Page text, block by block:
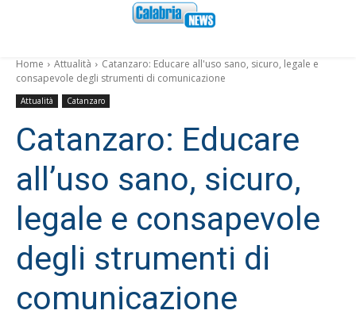
Home Attualità
Catanzaro: Educare all'uso sano, sicuro, legale e
consapevole degli strumenti di comunicazione
Attualità Catanzaro
Catanzaro: Educare
all’uso sano, sicuro,
legale e consapevole
degli strumenti di
comunicazione